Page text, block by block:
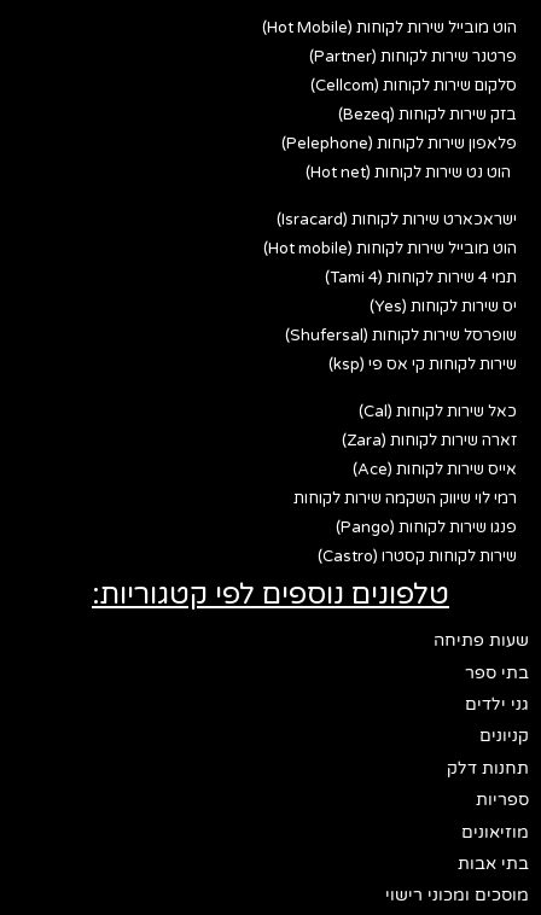
הוט מובייל שירות לקוחות (Hot Mobile)
פרטנר שירות לקוחות (Partner)
סלקום שירות לקוחות (Cellcom)
בזק שירות לקוחות (Bezeq)
פלאפון שירות לקוחות (Pelephone)
הוט נט שירות לקוחות (Hot net)
ישראכארט שירות לקוחות (Isracard)
הוט מובייל שירות לקוחות (Hot mobile)
תמי 4 שירות לקוחות (Tami 4)
יס שירות לקוחות (Yes)
שופרסל שירות לקוחות (Shufersal)
שירות לקוחות קי אס פי (ksp)
כאל שירות לקוחות (Cal)
זארה שירות לקוחות (Zara)
אייס שירות לקוחות (Ace)
רמי לוי שיווק השקמה שירות לקוחות
פנגו שירות לקוחות (Pango)
שירות לקוחות קסטרו (Castro)
טלפונים נוספים לפי קטגוריות:
שעות פתיחה
בתי ספר
גני ילדים
קניונים
תחנות דלק
ספריות
מוזיאונים
בתי אבות
מוסכים ומכוני רישוי